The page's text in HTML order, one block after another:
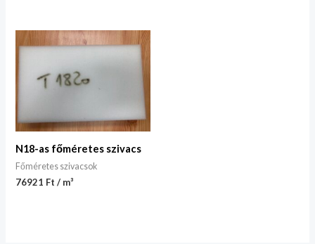
N18-as főméretes szivacs
Főméretes szivacsok
76921 Ft / m³